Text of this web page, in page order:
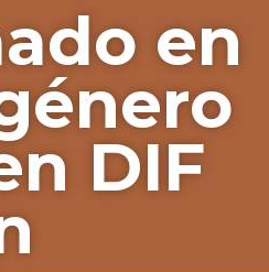
en
DIF